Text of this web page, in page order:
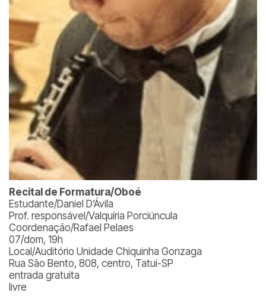
Recital de Formatura/Oboé
Estudante/Daniel D’Ávila
Prof. responsável/Valquíria Porciúncula
Coordenação/Rafael Pelaes
07/dom, 19h
Local/Auditório Unidade Chiquinha Gonzaga
Rua São Bento, 808, centro, Tatuí-SP
entrada gratuita
livre